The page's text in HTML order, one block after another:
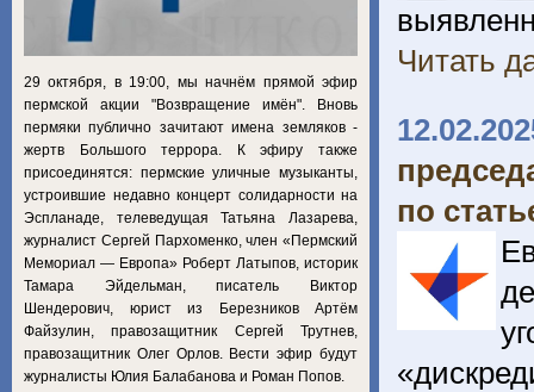
Читать
по
29 октября, в 19:00, мы начнём прямой эфир
пермской акции "Возвращение имён". Вновь
пермяки публично зачитают имена земляков -
жертв Большого террора. К эфиру также
присоединятся: пермские уличные музыканты,
устроившие недавно концерт солидарности на
Эспланаде, телеведущая Татьяна Лазарева,
журналист Сергей Пархоменко, член «Пермский
Мемориал — Европа» Роберт Латыпов, историк
Тамара Эйдельман, писатель Виктор
Шендерович, юрист из Березников Артём
Файзулин, правозащитник Сергей Трутнев,
правозащитник Олег Орлов. Вести эфир будут
журналисты Юлия Балабанова и Роман Попов.